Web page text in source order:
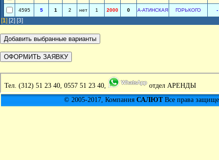
4595 5 1 2 нет 1 2000 0 А-АТИНСКАЯ ГОРЬКОГО -
[1] [2] [3]
Тел. (312) 51 23 40, 0557 51 23 40,
отдел АРЕНДЫ
© 2005-2017, Компания САЛЮТВсе права